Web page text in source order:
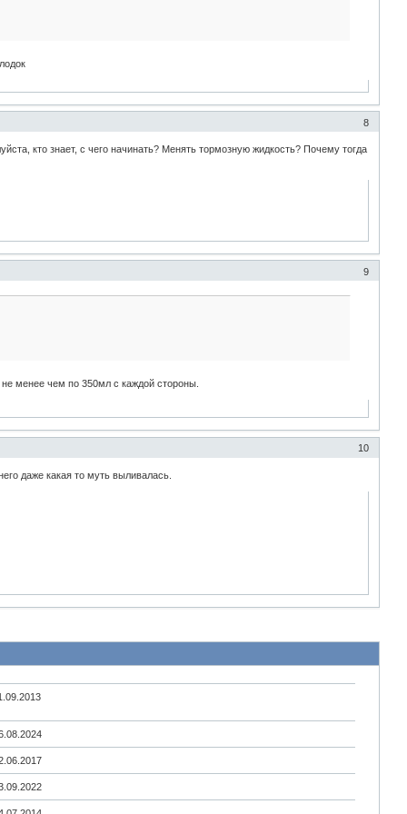
8
кто знает, с чего начинать? Менять тормозную жидкость? Почему тогда
9
менее чем по 350мл с каждой стороны.
10
даже какая то муть выливалась.